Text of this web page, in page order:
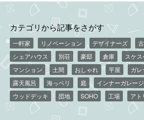
カテゴリから記事をさがす
一軒家 リノベーション デザイナーズ
シェアハウス
別荘 豪邸 倉庫 スケス
マンション
土間 おしゃれ 平屋 ガ
露天風呂
海っペリ 庭 インナーガレージ
ウッドデッキ
団地 SOHO 工場 アト